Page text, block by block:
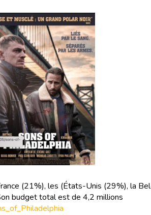
(21%), les (États-Unis (29%), la
budget total est de 4,2 millions